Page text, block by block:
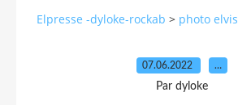
Elpresse -dyloke-rockab > photo elvis
07.06.2022 …
Par dyloke